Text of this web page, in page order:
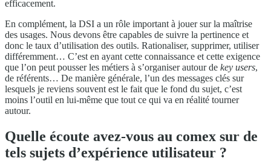
efficacement.
En complément, la DSI a un rôle important à jouer sur la maîtrise
des usages. Nous devons être capables de suivre la pertinence et
donc le taux d’utilisation des outils. Rationaliser, supprimer, utiliser
différemment… C’est en ayant cette connaissance et cette exigence
que l’on peut pousser les métiers à s’organiser autour de key users,
de référents… De manière générale, l’un des messages clés sur
lesquels je reviens souvent est le fait que le fond du sujet, c’est
moins l’outil en lui-même que tout ce qui va en réalité tourner
autour.
Quelle écoute avez-vous au comex sur de
tels sujets d’expérience utilisateur ?